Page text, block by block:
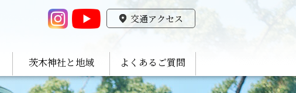
交通アクセス
茨木神社と地域 よくあるご質問